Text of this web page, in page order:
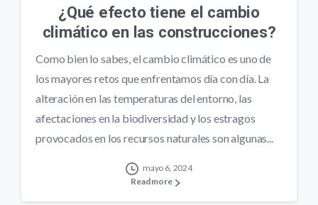
¿Qué efecto tiene el cambio
climático en las construcciones?
Como bien lo sabes, el cambio climático es uno de
los mayores retos que enfrentamos día con día. La
alteración en las temperaturas del entorno, las
afectaciones en la biodiversidad y los estragos
provocados en los recursos naturales son algunas...
mayo 6, 2024
Read more